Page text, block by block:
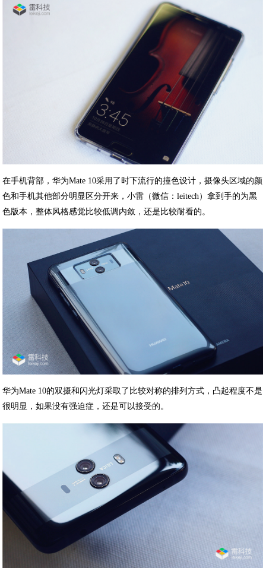
在手机背部，华为Mate 10采用了时下流行的撞色设计，摄像头区域的颜
色和手机其他部分明显区分开来，小雷（微信：leitech）拿到手的为黑
色版本，整体风格感觉比较低调内敛，还是比较耐看的。
华为Mate 10的双摄和闪光灯采取了比较对称的排列方式，凸起程度不是
很明显，如果没有强迫症，还是可以接受的。